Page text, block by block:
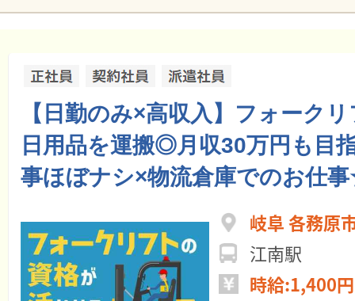
【日勤のみ×高収入】フォーク
日用品を運搬◎月収30万円も目
事ほぼナシ×物流倉庫でのお仕
岐阜 各務原
江南駅
時給:1,400